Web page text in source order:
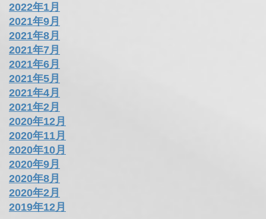
2022年1月
2021年9月
2021年8月
2021年7月
2021年6月
2021年5月
2021年4月
2021年2月
2020年12月
2020年11月
2020年10月
2020年9月
2020年8月
2020年2月
2019年12月